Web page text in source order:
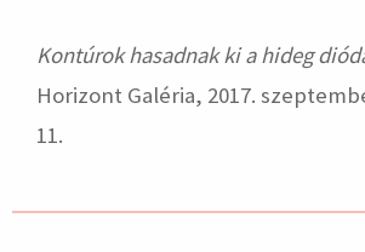
Kontúrok hasadnak ki a hideg
Horizont Galéria, 2017.
11.